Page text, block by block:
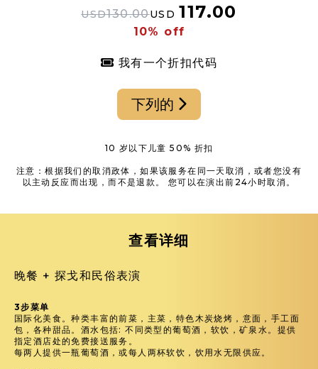
USD130.00USD 117.00
10% off
我有一个折扣代码
下列的
10 岁以下儿童 50% 折扣
注意：根据我们的取消政体，如果该服务在同一天取消，或者您没有
以主动反应而出现，而不是退款。 您可以在演出前24小时取消。
查看详细
晚餐 + 探戈和民俗表演
3步菜单
国际化美食。种类丰富的前菜，主菜，特色木炭烧烤，意面，手工面
包，各种甜品。酒水包括: 不同类型的葡萄酒，软饮，矿泉水。提供
指定酒店处的免费接送服务。
每两人提供一瓶葡萄酒，或每人两杯软饮，饮用水无限供应。